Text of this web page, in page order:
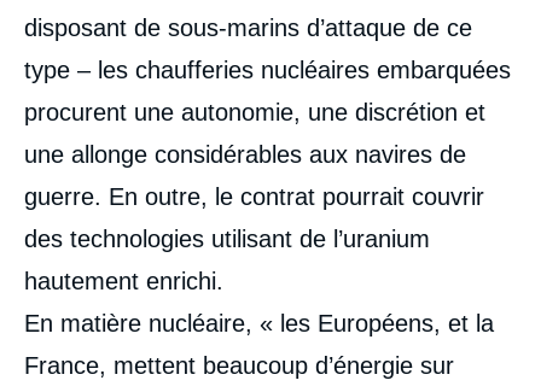
disposant de sous-marins d’attaque de ce
type – les chaufferies nucléaires embarquées
procurent une autonomie, une discrétion et
une allonge considérables aux navires de
guerre. En outre, le contrat pourrait couvrir
des technologies utilisant de l’uranium
hautement enrichi.
En matière nucléaire, « les Européens, et la
France, mettent beaucoup d’énergie sur